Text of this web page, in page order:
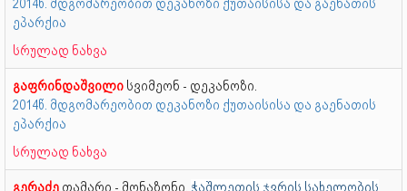
2014წ. მდგომარეობით დეკანოზი ქუთაისისა და გაენათის
ეპარქია
სრულად ნახვა
გაფრინდაშვილი სვიმეონ - დეკანოზი.
2014წ. მდგომარეობით დეკანოზი ქუთაისისა და გაენათის
ეპარქია
სრულად ნახვა
გერაძე თამარი - მონაზონი. ჭაშლეთის ჯვრის სახელობის